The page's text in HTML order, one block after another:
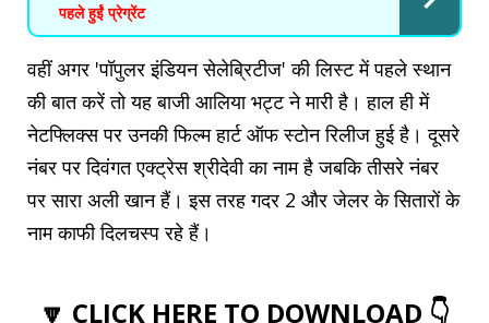
पहले हुईं प्रेग्रेंट
वहीं अगर 'पॉपुलर इंडियन सेलेब्रिटीज' की लिस्ट में पहले स्थान
की बात करें तो यह बाजी आलिया भट्ट ने मारी है। हाल ही में
नेटफ्लिक्स पर उनकी फिल्म हार्ट ऑफ स्टोन रिलीज हुई है। दूसरे
नंबर पर दिवंगत एक्ट्रेस श्रीदेवी का नाम है जबकि तीसरे नंबर
पर सारा अली खान हैं। इस तरह गदर 2 और जेलर के सितारों के
नाम काफी दिलचस्प रहे हैं।
🔽 CLICK HERE TO DOWNLOAD 👇